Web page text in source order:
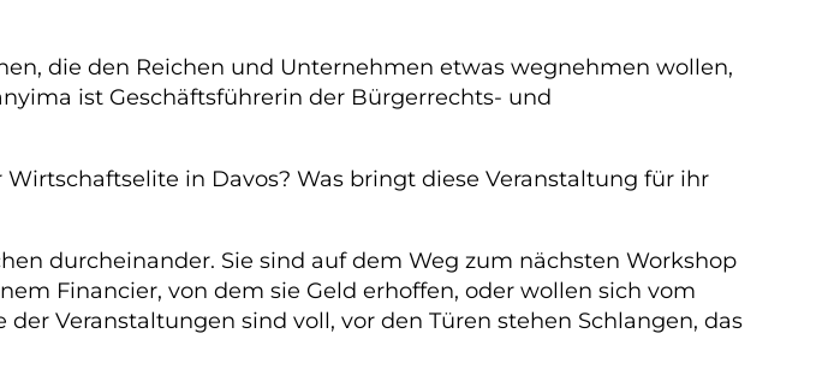
die den Reichen und Unternehmen etwas wegnehmen wollen,
ist Geschäftsführerin der Bürgerrechts- und
in Davos? Was bringt diese Veranstaltung für ihr
durcheinander. Sie sind auf dem Weg zum nächsten Workshop
Financier, von dem sie Geld erhoffen, oder wollen sich vom
Veranstaltungen sind voll, vor den Türen stehen Schlangen, das